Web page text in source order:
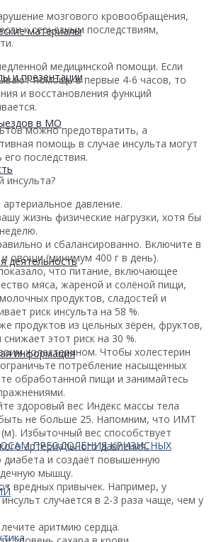
материалы
и презентации
в МО
деятельность
информация
ПРЕОДОЛЕНИЯ КРИЗИСНЫХ
мозгового кровообращения,
к серьёзным последствиям,
медицинской помощи. Если
помощь в первые 4-6 часов, то
и восстановления функций
можно предотвратить, а
помощь в случае инсульта могут
последствия.
инсульта?
давление.
жизнь физические нагрузки, хотя бы
и сбалансированно. Включите в
овощи (минимум 400 г в день).
что питание, включающее
мяса, жареной и солёной пищи,
продуктов, сладостей и
риск инсульта на 58 %.
продуктов из цельных зёрен, фруктов,
этот риск на 30 %.
холестерином. Чтобы холестерин
потребление насыщенных
обработанной пищи и занимайтесь
здоровый вес Индекс массы тела
не больше 25. Напомним, что ИМТ
(м). Избыточный вес способствует
артериального давления,
диабета и создаёт повышенную
мышцу.
вредных привычек. Например, у
случается в 2-3 раза чаще, чем у
аритмию сердца.